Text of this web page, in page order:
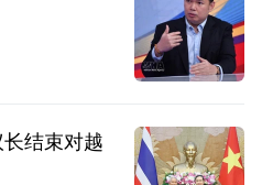
结束对越